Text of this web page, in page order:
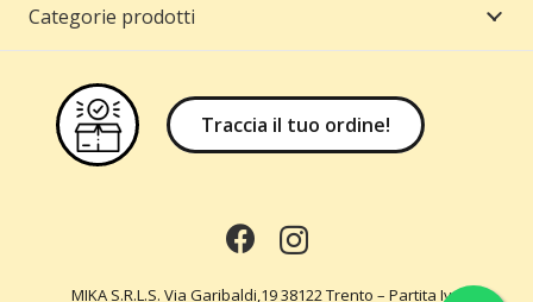
Categorie prodotti
Traccia il tuo ordine!
MIKA S.R.L.S. Via Garibaldi,19 38122 Trento – Partita Iva